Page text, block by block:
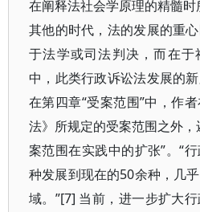
在阐释法社会学原理的精髓
其他的时代，法的发展的重
于法学或司法判决，而在于
中，此类行政诉讼法发展的
在第四章“受案范围”中，作
法》所规定的受案范围之外
案范围在实践中的扩张”。“
种发展到现在的50余种，几
域。”[7] 当前，进一步扩大